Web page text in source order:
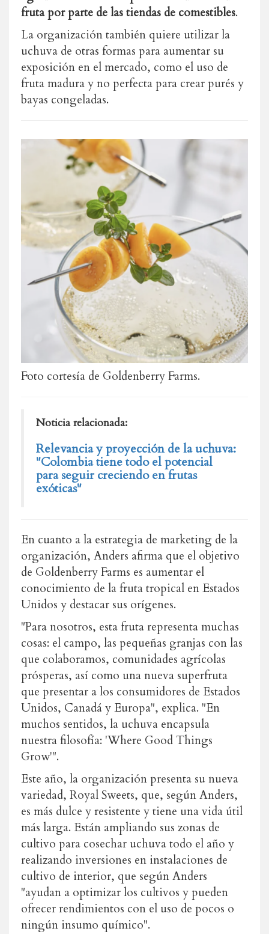
fruta por parte de las tiendas de comestibles.
La organización también quiere utilizar la
uchuva de otras formas para aumentar su
exposición en el mercado, como el uso de
fruta madura y no perfecta para crear purés y
bayas congeladas.
Foto cortesía de Goldenberry Farms.
Noticia relacionada:
Relevancia y proyección de la uchuva:
"Colombia tiene todo el potencial
para seguir creciendo en frutas
exóticas"
En cuanto a la estrategia de marketing de la
organización, Anders afirma que el objetivo
de Goldenberry Farms es aumentar el
conocimiento de la fruta tropical en Estados
Unidos y destacar sus orígenes.
"Para nosotros, esta fruta representa muchas
cosas: el campo, las pequeñas granjas con las
que colaboramos, comunidades agrícolas
prósperas, así como una nueva superfruta
que presentar a los consumidores de Estados
Unidos, Canadá y Europa", explica. "En
muchos sentidos, la uchuva encapsula
nuestra filosofía: 'Where Good Things
Grow'".
Este año, la organización presenta su nueva
variedad, Royal Sweets, que, según Anders,
es más dulce y resistente y tiene una vida útil
más larga. Están ampliando sus zonas de
cultivo para cosechar uchuva todo el año y
realizando inversiones en instalaciones de
cultivo de interior, que según Anders
"ayudan a optimizar los cultivos y pueden
ofrecer rendimientos con el uso de pocos o
ningún insumo químico".